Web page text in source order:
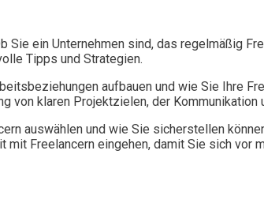
ein Unternehmen sind, das regelmäßig
Tipps und Strategien.
aufbauen und wie Sie Ihre
klaren Projektzielen, der Kommunikation
auswählen und wie Sie sicherstellen
Freelancern eingehen, damit Sie sich vor